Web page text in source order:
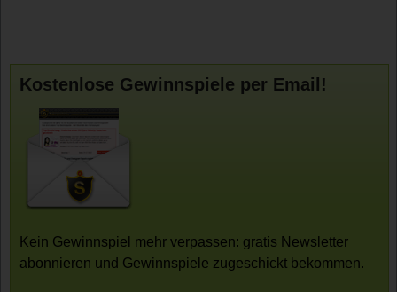
Kostenlose Gewinnspiele per Email!
Kein Gewinnspiel mehr verpassen: gratis Newsletter
abonnieren und Gewinnspiele zugeschickt bekommen.